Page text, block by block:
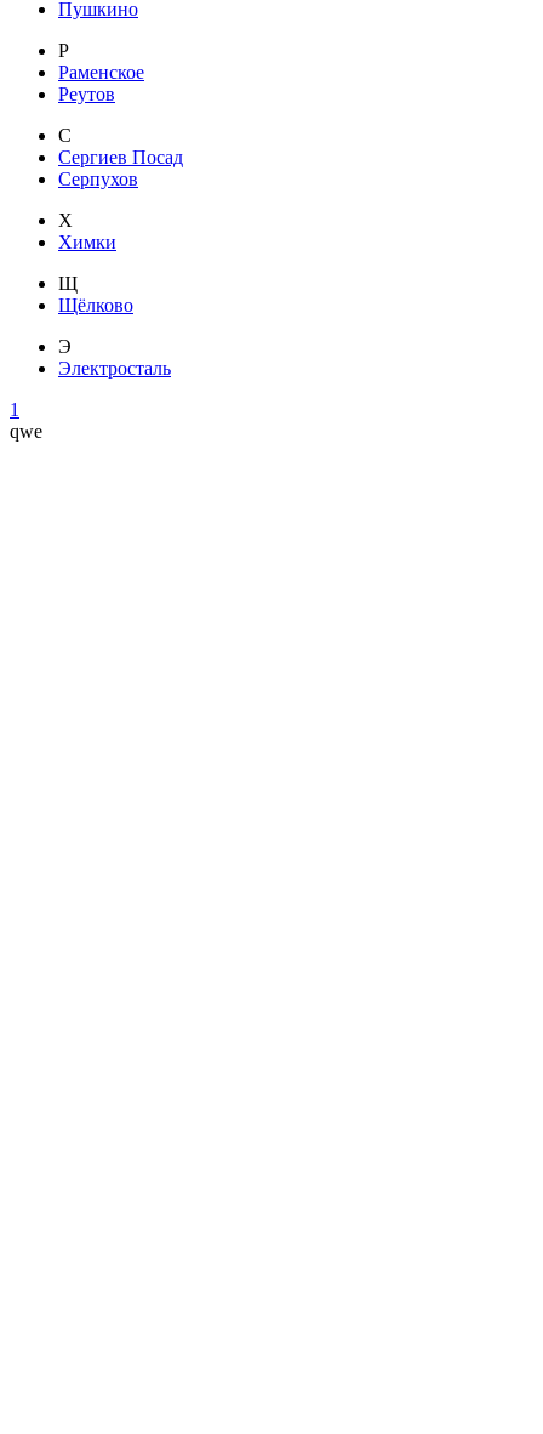
Пушкино
Р
Раменское
Реутов
С
Сергиев Посад
Серпухов
Х
Химки
Щ
Щёлково
Э
Электросталь
1
qwe